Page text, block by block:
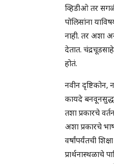
व्हिडीओ तर
पोलिसांना
नाही. तर अशा
देतात.
होतं.
नवीन दृष्टिकोन,
कायदे
तशा प्रकारचे
अशा प्रकारचे
वर्षांपर्यंतची
प्रार्थनास्थळाचे